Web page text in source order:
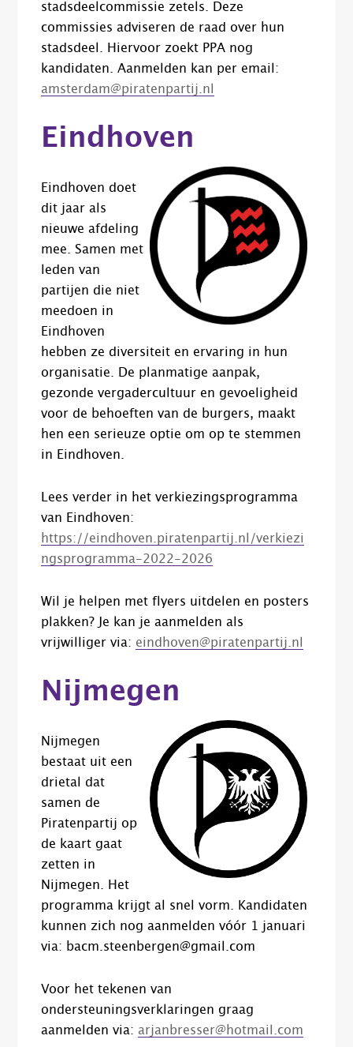
stadsdeelcommissie zetels. Deze
commissies adviseren de raad over hun
stadsdeel. Hiervoor zoekt PPA nog
kandidaten. Aanmelden kan per email:
amsterdam@piratenpartij.nl
Eindhoven
Eindhoven doet
dit jaar als
nieuwe afdeling
mee. Samen met
leden van
partijen die niet
meedoen in
Eindhoven
hebben ze diversiteit en ervaring in hun
organisatie. De planmatige aanpak,
gezonde vergadercultuur en gevoeligheid
voor de behoeften van de burgers, maakt
hen een serieuze optie om op te stemmen
in Eindhoven.
Lees verder in het verkiezingsprogramma
van Eindhoven:
https://eindhoven.piratenpartij.nl/verkiezi
ngsprogramma-2022-2026
Wil je helpen met flyers uitdelen en posters
plakken? Je kan je aanmelden als
vrijwilliger via: eindhoven@piratenpartij.nl
Nijmegen
Nijmegen
bestaat uit een
drietal dat
samen de
Piratenpartij op
de kaart gaat
zetten in
Nijmegen. Het
programma krijgt al snel vorm. Kandidaten
kunnen zich nog aanmelden vóór 1 januari
via: bacm.steenbergen@gmail.com
Voor het tekenen van
ondersteuningsverklaringen graag
aanmelden via: arjanbresser@hotmail.com